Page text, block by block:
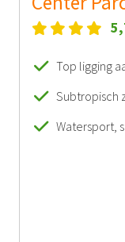
Top ligging
Subtropisch
Watersport,